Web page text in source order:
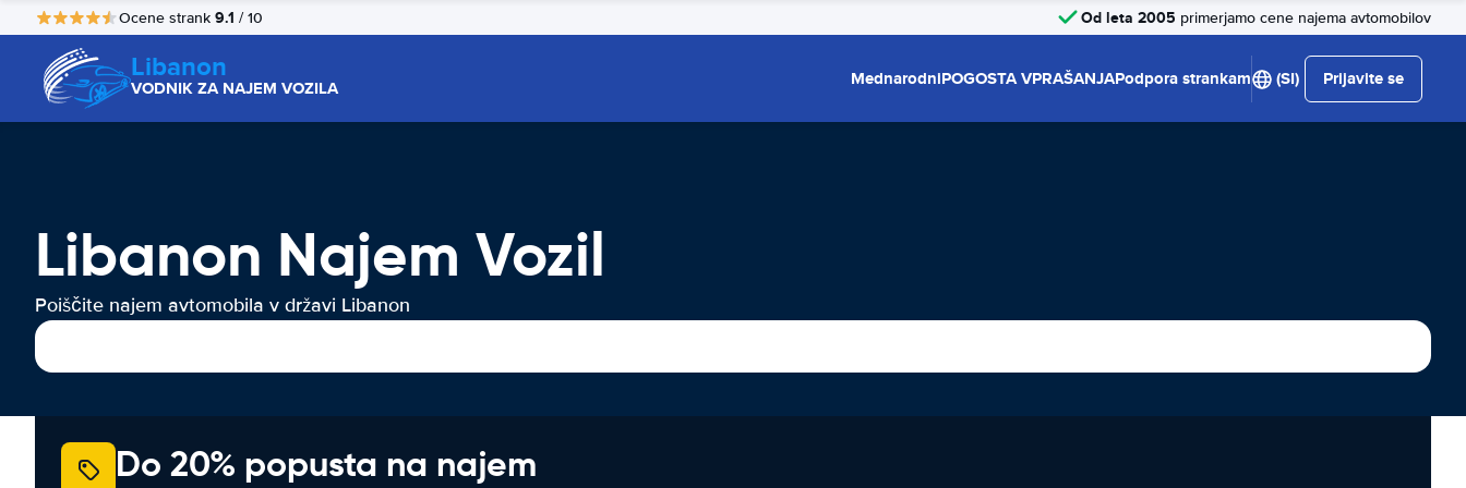
Ocene strank 9.1 / 10 Od leta 2005 primerjamo cene najema avtomobilov
Libanon
VODNIK ZA NAJEM VOZILA MednarodniPOGOSTA VPRAŠANJAPodpora strankam (SI) Prijavite se
Libanon Najem Vozil
Poiščite najem avtomobila v državi Libanon
Do 20% popusta na najem